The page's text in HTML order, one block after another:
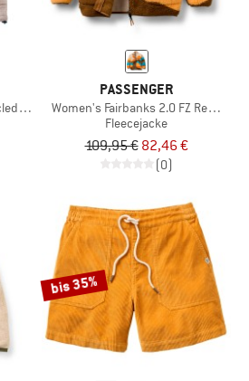
Sherpa Gilet
PASSENGER
Women's Fairbanks 2.0 FZ Recy.
Fleecejacke
109,95 € 82,46 €
(0)
bis 35%